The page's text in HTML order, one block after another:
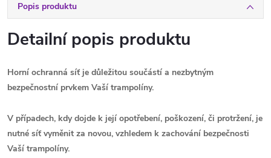
Popis produktu
Detailní popis produktu
Horní ochranná síť je důležitou součástí a nezbytným
bezpečnostní prvkem Vaší trampolíny.
V případech, kdy dojde k její opotřebení, poškození, či protržení, je
nutné síť vyměnit za novou, vzhledem k zachování bezpečnosti
Vaší trampolíny.